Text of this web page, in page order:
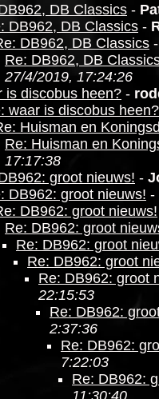
DB Classics -
DB962, DB Classics -
DB962, DB Classics -
Re: DB962, DB
27/4/2019, 17:24:26
is discobus heen? -
waar is discobus heen?
Huisman en
Re: Huisman en
17:17:38
groot nieuws! -
DB962: groot nieuws! -
DB962: groot nieuws!
Re: DB962: groot
Re: DB962: groot
Re: DB962: groot
Re: DB962: groot
22:15:53
Re: DB962:
2:37:36
Re: DB962:
7:22:03
Re: DB962:
11:30:40